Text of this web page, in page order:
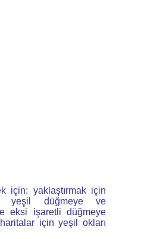
için: yaklaştırmak için
yeşil düğmeye ve
eksi işaretli düğmeye
için yeşil okları